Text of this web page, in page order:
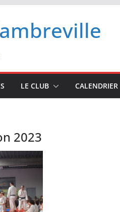
LE CLUB CALENDRIER
2023